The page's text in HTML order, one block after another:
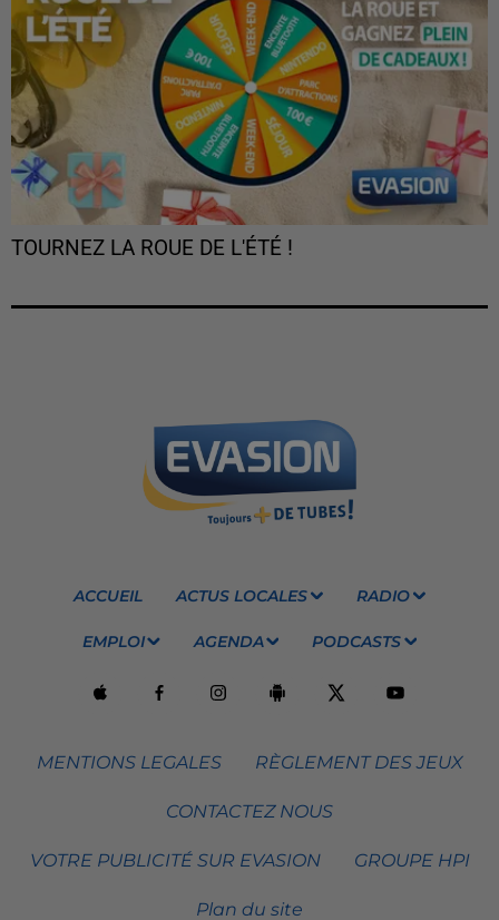
TOURNEZ LA ROUE DE L'ÉTÉ !
ACCUEIL ACTUS LOCALES RADIO
EMPLOI AGENDA PODCASTS
MENTIONS LEGALES RÈGLEMENT DES JEUX
CONTACTEZ NOUS
VOTRE PUBLICITÉ SUR EVASION GROUPE HPI
Plan du site